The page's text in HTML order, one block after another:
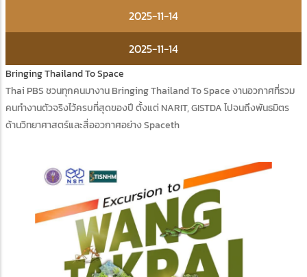
2025-11-14
2025-11-14
Bringing Thailand To Space
Thai PBS ชวนทุกคนมางาน Bringing Thailand To Space งานอวกาศที่รวม
คนทำงานตัวจริงไว้ครบที่สุดของปี ตั้งแต่ NARIT, GISTDA ไปจนถึงพันธมิตร
ด้านวิทยาศาสตร์และสื่ออวกาศอย่าง Spaceth